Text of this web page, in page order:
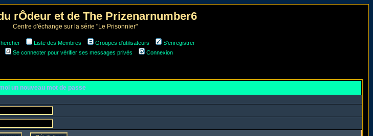
rÔdeur et de The Prizenarnumber6
Centre d'échange sur la série "Le Prisonnier"
Liste des Membres Groupes d'utilisateurs
S'enregistrer
Se connecter pour vérifier ses messages privés Connexion
un nouveau mot de passe